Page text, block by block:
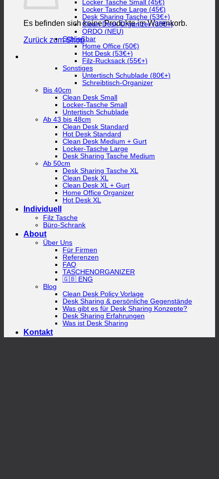
Es befinden sich keine Produkte im Warenkorb.
Zurück zum Shop
Locker Tasche Small (45€)
Locker Tasche Large (45€)
Desk Sharing Tasche (53€+)
Clean Desk Organizer (38€+)
ORDO (NEU)
Schließbar
Home Office (50€)
Hot Desk (53€+)
Filz-Rucksack (55€+)
Sonstiges
Untertisch Schublade (80€+)
Schreibtisch-Organizer
Bis 40cm
Clean Desk Small
Locker-Tasche Small
Untertisch Schublade
Ab 43 bis 48cm
Clean Desk Standard
Hot Desk Standard
Clean Desk Medium + Gurt
Locker-Tasche Large
Desk Sharing Tasche Medium
Ab 50cm
Desk Sharing Tasche XL
Clean Desk XL
Clean Desk XL + Gurt
Home Office Organizer
Hot Desk XL
Individuell
Filz Tasche
Büro-Schrank
About
Über Uns
Für Firmen
Referenzen
FAQ
TASCHENORGANIZER
🇬🇧 ENG
Blog
Clean Desk Policy Vorlage
Desk Sharing & persönliche Gegenstände
Was gibt es für Desk Sharing Konzepte?
Desk Sharing Erfahrungen
Was ist Desk Sharing
Kontakt